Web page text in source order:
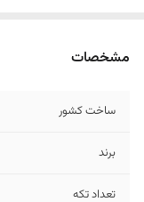
مشخصات
ساخت کشور
برند
تعداد تکه